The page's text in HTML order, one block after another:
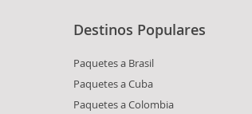
Destinos Populares
Paquetes a Brasil
Paquetes a Cuba
Paquetes a Colombia